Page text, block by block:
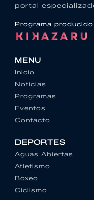
portal
Programa
MENU
Inicio
Noticias
Programas
Eventos
Contacto
DEPORTES
Aguas Abiertas
Atletismo
Boxeo
Ciclismo